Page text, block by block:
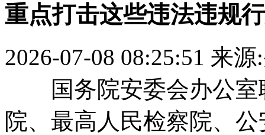
重点打击这些违法违规
2026-07-08 08:25:51 来源
国务院安委会办公室
院、最高人民检察院、